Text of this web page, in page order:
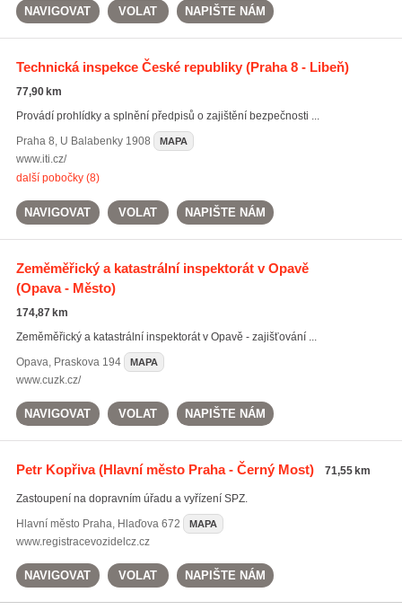
NAVIGOVAT VOLAT NAPIŠTE NÁM
Technická inspekce České republiky(Praha 8 - Libeň)
77,90 km
Provádí prohlídky a splnění předpisů o zajištění bezpečnosti ...
Praha 8, U Balabenky 1908 MAPA
www.iti.cz/
další pobočky (8)
NAVIGOVAT VOLAT NAPIŠTE NÁM
Zeměměřický a katastrální inspektorát v Opavě
(Opava - Město)
174,87 km
Zeměměřický a katastrální inspektorát v Opavě - zajišťování ...
Opava, Praskova 194 MAPA
www.cuzk.cz/
NAVIGOVAT VOLAT NAPIŠTE NÁM
Petr Kopřiva(Hlavní město Praha - Černý Most) 71,55 km
Zastoupení na dopravním úřadu a vyřízení SPZ.
Hlavní město Praha, Hlaďova 672 MAPA
www.registracevozidelcz.cz
NAVIGOVAT VOLAT NAPIŠTE NÁM